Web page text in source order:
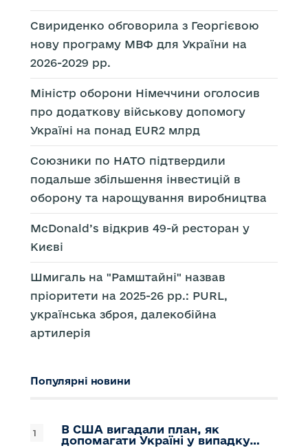
Свириденко обговорила з Георгієвою
нову програму МВФ для України на
2026-2029 рр.
Міністр оборони Німеччини оголосив
про додаткову військову допомогу
Україні на понад EUR2 млрд
Союзники по НАТО підтвердили
подальше збільшення інвестицій в
оборону та нарощування виробництва
McDonald’s відкрив 49-й ресторан у
Києві
Шмигаль на "Рамштайні" назвав
пріоритети на 2025-26 рр.: PURL,
українська зброя, далекобійна
артилерія
Популярні новини
В США вигадали план, як
допомагати Україні у випадку…